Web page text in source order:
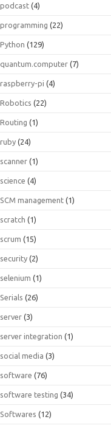
podcast (4)
programming (22)
Python (129)
quantum.computer (7)
raspberry-pi (4)
Robotics (22)
Routing (1)
ruby (24)
scanner (1)
science (4)
SCM management (1)
scratch (1)
scrum (15)
security (2)
selenium (1)
Serials (26)
server (3)
server integration (1)
social media (3)
software (76)
software testing (34)
Softwares (12)